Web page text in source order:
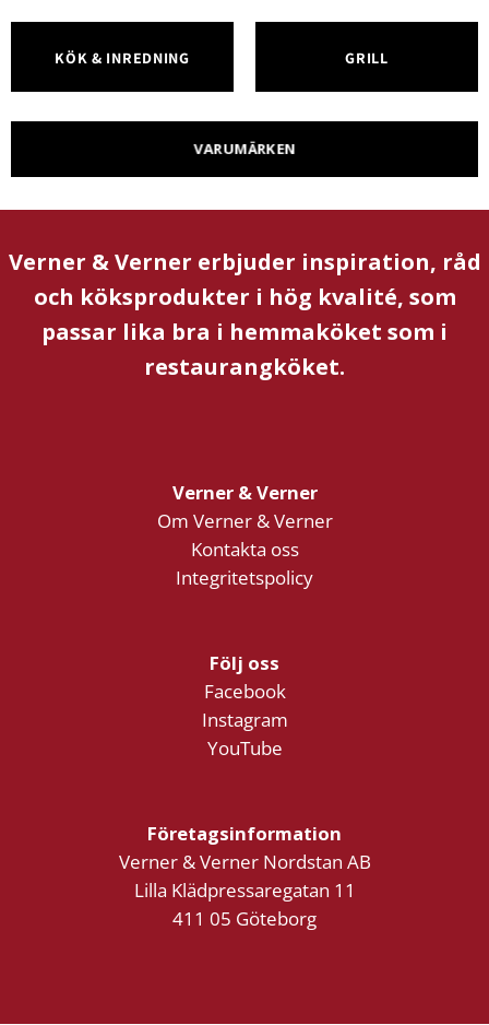
KÖK & INREDNING GRILL
VARUMÄRKEN
Verner & Verner erbjuder inspiration, råd
och köksprodukter i hög kvalité, som
passar lika bra i hemmaköket som i
restaurangköket.
Verner & Verner
Om Verner & Verner
Kontakta oss
Integritetspolicy
Följ oss
Facebook
Instagram
YouTube
Företagsinformation
Verner & Verner Nordstan AB
Lilla Klädpressaregatan 11
411 05 Göteborg